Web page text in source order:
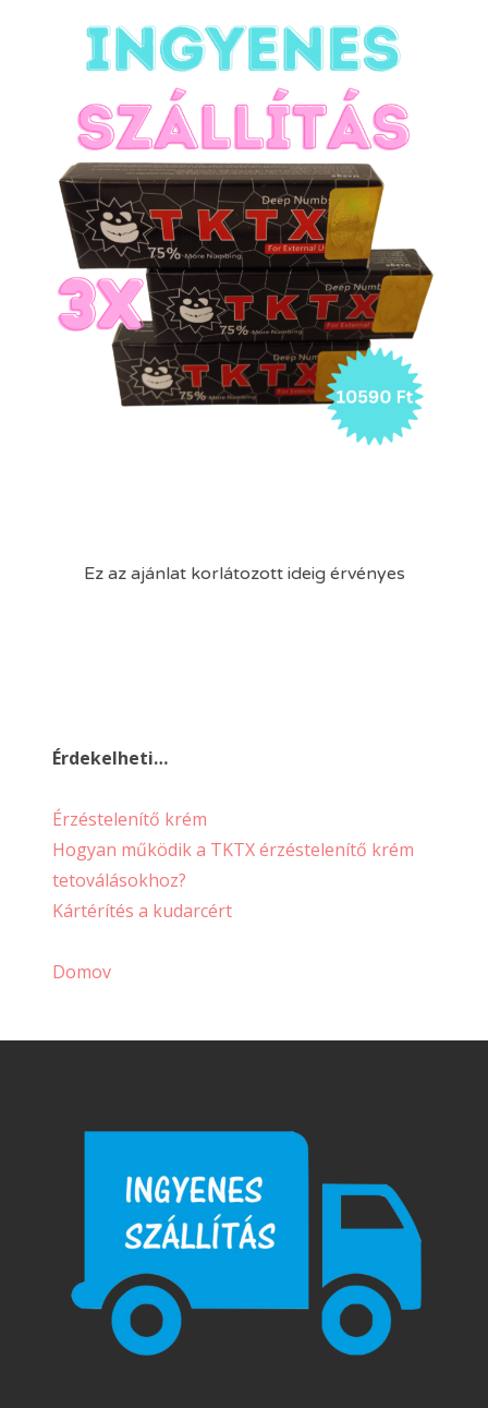
Ez az ajánlat korlátozott ideig érvényes
Érdekelheti…
Érzéstelenítő krém
Hogyan működik a TKTX érzéstelenítő krém
tetoválásokhoz?
Kártérítés a kudarcért
Domov